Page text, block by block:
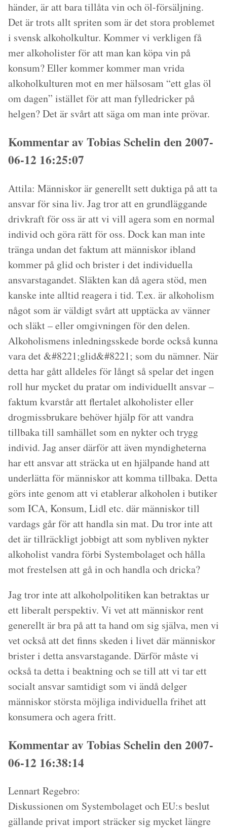
händer, är att bara tillåta vin och öl-försäljning.
Det är trots allt spriten som är det stora problemet
i svensk alkoholkultur. Kommer vi verkligen få
mer alkoholister för att man kan köpa vin på
konsum? Eller kommer kommer man vrida
alkoholkulturen mot en mer hälsosam “ett glas öl
om dagen” istället för att man fylledricker på
helgen? Det är svårt att säga om man inte prövar.
Kommentar av Tobias Schelin den 2007-
06-12 16:25:07
Attila: Människor är generellt sett duktiga på att ta
ansvar för sina liv. Jag tror att en grundläggande
drivkraft för oss är att vi vill agera som en normal
individ och göra rätt för oss. Dock kan man inte
tränga undan det faktum att människor ibland
kommer på glid och brister i det individuella
ansvarstagandet. Släkten kan då agera stöd, men
kanske inte alltid reagera i tid. T.ex. är alkoholism
något som är väldigt svårt att upptäcka av vänner
och släkt – eller omgivningen för den delen.
Alkoholismens inledningsskede borde också kunna
vara det &#8221;glid&#8221; som du nämner. När
detta har gått alldeles för långt så spelar det ingen
roll hur mycket du pratar om individuellt ansvar –
faktum kvarstår att flertalet alkoholister eller
drogmissbrukare behöver hjälp för att vandra
tillbaka till samhället som en nykter och trygg
individ. Jag anser därför att även myndigheterna
har ett ansvar att sträcka ut en hjälpande hand att
underlätta för människor att komma tillbaka. Detta
görs inte genom att vi etablerar alkoholen i butiker
som ICA, Konsum, Lidl etc. där människor till
vardags går för att handla sin mat. Du tror inte att
det är tillräckligt jobbigt att som nybliven nykter
alkoholist vandra förbi Systembolaget och hålla
mot frestelsen att gå in och handla och dricka?
Jag tror inte att alkoholpolitiken kan betraktas ur
ett liberalt perspektiv. Vi vet att människor rent
generellt är bra på att ta hand om sig själva, men vi
vet också att det finns skeden i livet där människor
brister i detta ansvarstagande. Därför måste vi
också ta detta i beaktning och se till att vi tar ett
socialt ansvar samtidigt som vi ändå delger
människor största möjliga individuella frihet att
konsumera och agera fritt.
Kommentar av Tobias Schelin den 2007-
06-12 16:38:14
Lennart Regebro:
Diskussionen om Systembolaget och EU:s beslut
gällande privat import sträcker sig mycket längre